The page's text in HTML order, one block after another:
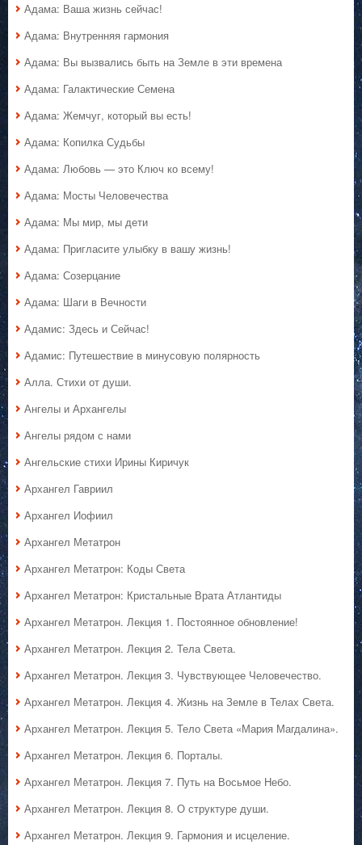
Адама: Ваша жизнь сейчас!
Адама: Внутренняя гармония
Адама: Вы вызвались быть на Земле в эти времена
Адама: Галактические Семена
Адама: Жемчуг, который вы есть!
Адама: Копилка Судьбы
Адама: Любовь — это Ключ ко всему!
Адама: Мосты Человечества
Адама: Мы мир, мы дети
Адама: Пригласите улыбку в вашу жизнь!
Адама: Созерцание
Адама: Шаги в Вечности
Адамис: Здесь и Сейчас!
Адамис: Путешествие в минусовую полярность
Алла. Стихи от души.
Ангелы и Архангелы
Ангелы рядом с нами
Ангельские стихи Ирины Киричук
Архангел Гавриил
Архангел Иофиил
Архангел Метатрон
Архангел Метатрон: Коды Света
Архангел Метатрон: Кристальные Врата Атлантиды
Архангел Метатрон. Лекция 1. Постоянное обновление!
Архангел Метатрон. Лекция 2. Тела Света.
Архангел Метатрон. Лекция 3. Чувствующее Человечество.
Архангел Метатрон. Лекция 4. Жизнь на Земле в Телах Света.
Архангел Метатрон. Лекция 5. Тело Света «Мария Магдалина».
Архангел Метатрон. Лекция 6. Порталы.
Архангел Метатрон. Лекция 7. Путь на Восьмое Небо.
Архангел Метатрон. Лекция 8. О структуре души.
Архангел Метатрон. Лекция 9. Гармония и исцеление.